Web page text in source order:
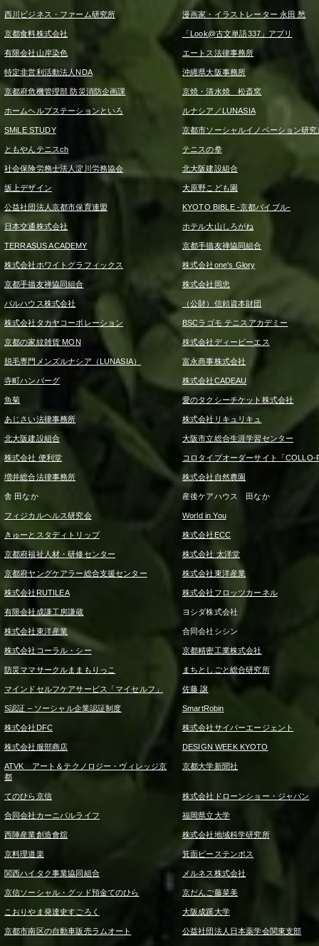
西川ビジネス・ファーム研究所 漫画家・イラストレーター 永田 愁
京都食料株式会社 「Look@古文単語337」アプリ
有限会社山岸染色 エートス法律事務所
特定非営利活動法人NDA 沖縄県大阪事務所
京都府危機管理部 防災消防企画課 京焼・清水焼 松斎窯
ホームヘルプステーションといろ ルナシア／LUNASIA
SMiLE STUDY 京都市ソーシャルイノベーション研究
ともやんテニスch テニスの拳
社会保険労務士法人淀川労務協会 北大阪建設組合
坂上デザイン 大原野こども園
公益社団法人京都市保育連盟 KYOTO BIBLE -京都バイブル-
日本交通株式会社 ホテル大山しろがね
TERRASUS ACADEMY 京都手描友禅協同組合
株式会社ホワイトグラフィックス 株式会社one's Glory
京都手描友禅協同組合 株式会社岡忠
パルハウス株式会社 （公財）信頼資本財団
株式会社タカヤコーポレーション BSCラゴモ テニスアカデミー
京都の家紋雑貨 MON 株式会社ディーピーエス
脱毛専門メンズルナシア（LUNASIA） 富永商事株式会社
寺町ハンバーグ 株式会社CADEAU
魚菊 愛のタクシーチケット株式会社
あじさい法律事務所 株式会社リキュリキュ
北大阪建設組合 大阪市立総合生涯学習センター
株式会社 便利堂 コロタイプオーダーサイト「COLLO-
増井総合法律事務所 株式会社自然農園
舎 田なか 産後ケアハウス 田なか
フィジカルヘルス研究会 World in You
きゅーとスタディトリップ 株式会社ECC
京都府福祉人材・研修センター 株式会社 太洋堂
京都府ヤングケアラー総合支援センター 株式会社東洋産業
株式会社RUTILEA 株式会社フロッツカーネル
有限会社成謙工房謙蔵 ヨシダ株式会社
株式会社東洋産業 合同会社シシン
株式会社コーラル・シー 京都精密工業株式会社
防災ママサークルままもりっこ まちとしごと総合研究所
マインドセルフケアサービス「マイセルフ」 佐藤 譲
S認証 – ソーシャル企業認証制度 SmartRobin
株式会社DFC 株式会社サイバーエージェント
株式会社服部商店 DESIGN WEEK KYOTO
ATVK アート＆テクノロジー・ヴィレッジ京
都
京都大学新聞社
てのひら京信 株式会社ドローンショー・ジャパン
合同会社カーニバルライフ 福岡県立大学
西陣産業創造會舘 株式会社地域科学研究所
京料理道楽 箕面ピーステンボス
関西ハイタク事業協同組合 メルネス株式会社
京信ソーシャル・グッド預金てのひら 京だんご藤菜美
こおりやま発達史すごろく 大阪成蹊大学
京都市南区の自動車販売ラムオート 公益社団法人日本薬学会関東支部